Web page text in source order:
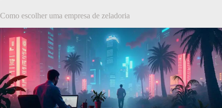
Como escolher uma empresa de zeladoria